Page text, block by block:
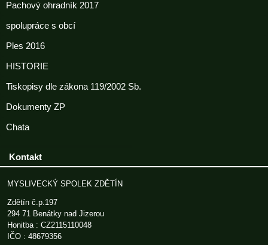
Pachový ohradník 2017
spolupráce s obcí
Ples 2016
HISTORIE
Tiskopisy dle zákona 119/2002 Sb.
Dokumenty ZP
Chata
Kontakt
MYSLIVECKÝ SPOLEK ZDĚTÍN
Zdětín č.p.197
294 71 Benátky nad Jizerou
Honitba : CZ2115110048
IČO : 48679356